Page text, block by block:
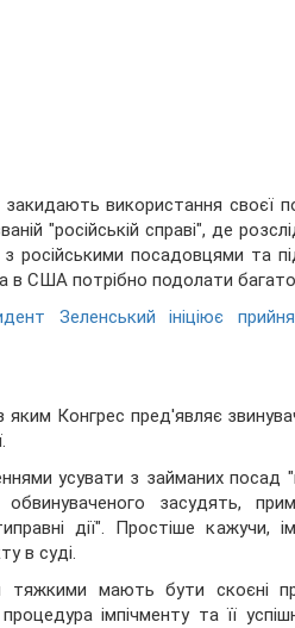
закидають використання своєї
"російській справі", де
російськими посадовцями та
в США потрібно подолати
Зеленський ініціює
яким Конгрес пред'являє
усувати з займаних посад
засудять,
дії". Простіше кажучи,
в суді.
тяжкими мають бути скоєні
імпічменту та її